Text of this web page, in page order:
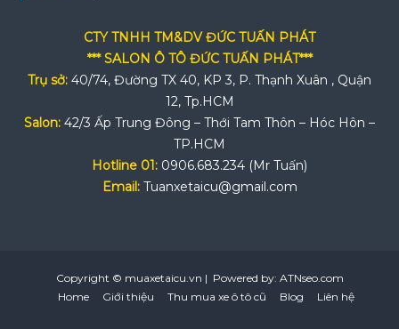
CTY TNHH TM&DV ĐỨC TUẤN PHÁT
*** SALON Ô TÔ ĐỨC TUẤN PHÁT***
Trụ sở: 40/74, Đường TX 40, KP 3, P. Thạnh Xuân , Quận
12, Tp.HCM
Salon: 42/3 Ấp Trung Đông – Thới Tam Thôn – Hóc Hôn –
TP.HCM
Hotline 01: 0906.683.234 (Mr Tuấn)
Email: Tuanxetaicu@gmail.com
Copyright © muaxetaicu.vn | Powered by: ATNseo.com
Home
Giới thiệu Thu mua xe ô tô cũ Blog Liên hệ